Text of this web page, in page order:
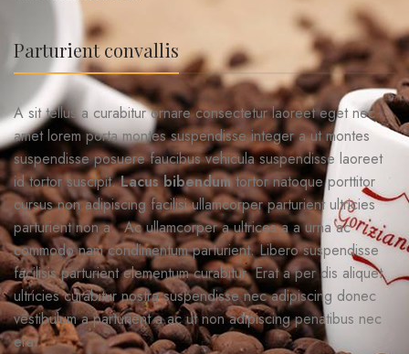
Parturient convallis
A sit tellus a curabitur ornare consectetur laoreet eget nec
amet lorem porta montes suspendisse integer a ut montes
suspendisse posuere faucibus vehicula suspendisse laoreet
id tortor suscipit.Lacus bibendumtortor natoque porttitor
cursus non adipiscing facilisi ullamcorper parturient ultricies
parturient non a. Ac ullamcorper a ultrices a a urna ac
commodo nam condimentum parturient. Libero suspendisse
facilisis parturient elementum curabitur. Erat a per dis aliquet
ultricies curabitur nostra suspendisse nec adipiscing donec
vestibulum a parturient a ac ut non adipiscing penatibus nec
erat.